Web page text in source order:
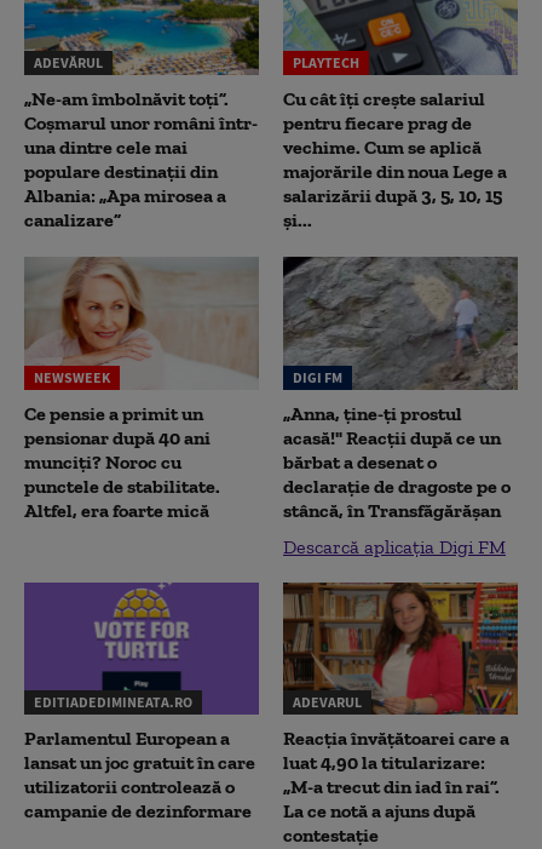
ADEVĂRUL
„Ne-am îmbolnăvit toți”.
Coșmarul unor români într-
una dintre cele mai
populare destinații din
Albania: „Apa mirosea a
canalizare”
PLAYTECH
Cu cât îți crește salariul
pentru fiecare prag de
vechime. Cum se aplică
majorările din noua Lege a
salarizării după 3, 5, 10, 15
și...
NEWSWEEK
Ce pensie a primit un
pensionar după 40 ani
munciți? Noroc cu
punctele de stabilitate.
Altfel, era foarte mică
DIGI FM
„Anna, ţine-ţi prostul
acasă!" Reacţii după ce un
bărbat a desenat o
declaraţie de dragoste pe o
stâncă, în Transfăgărăşan
Descarcă aplicația Digi FM
EDITIADEDIMINEATA.RO
Parlamentul European a
lansat un joc gratuit în care
utilizatorii controlează o
campanie de dezinformare
ADEVARUL
Reacția învățătoarei care a
luat 4,90 la titularizare:
„M-a trecut din iad în rai”.
La ce notă a ajuns după
contestație